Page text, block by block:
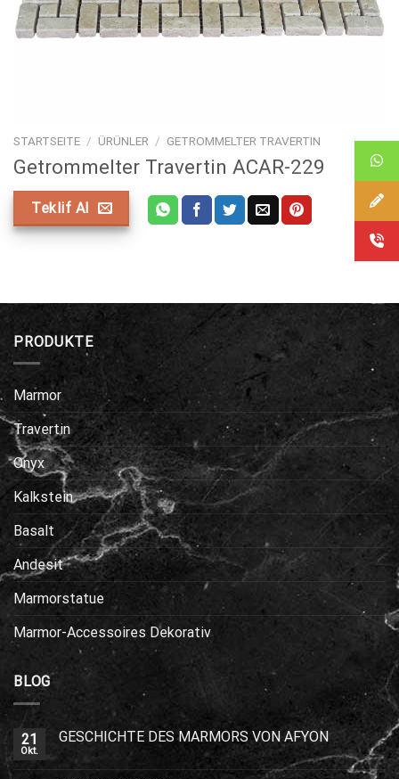
STARTSEITE / ÜRÜNLER / GETROMMELTER TRAVERTIN
Getrommelter Travertin ACAR-229
Teklif Al
PRODUKTE
Marmor
Travertin
Onyx
Kalkstein
Basalt
Andesit
Marmorstatue
Marmor-Accessoires Dekorativ
BLOG
21
Okt.
GESCHICHTE DES MARMORS VON AFYON